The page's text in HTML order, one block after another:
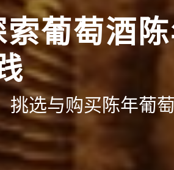
葡萄酒
挑选与购买陈年葡